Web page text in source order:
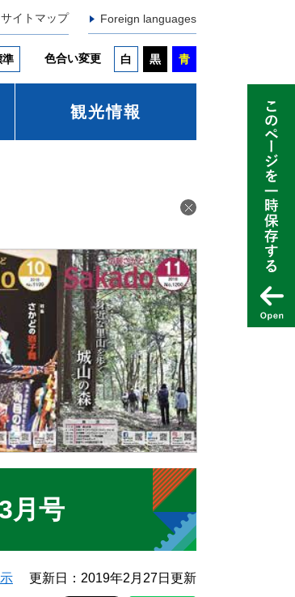
サイトマップ Foreign languages
準 色合い変更 白 黒 青
観光情報
月号
更新日：2019年2月27日更新